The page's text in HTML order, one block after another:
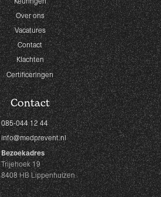
Over ons
Vacatures
Contact
Klachten
Certificeringen
Contact
085-044 12 44
info@medprevent.nl
Bezoekadres
Trijehoek 19
8408 HB Lippenhuizen